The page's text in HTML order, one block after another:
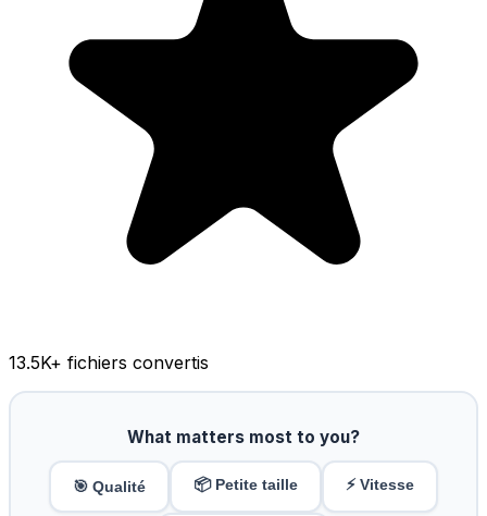
13.5K+ fichiers convertis
What matters most to you?
🎯 Qualité 📦 Petite taille ⚡ Vitesse